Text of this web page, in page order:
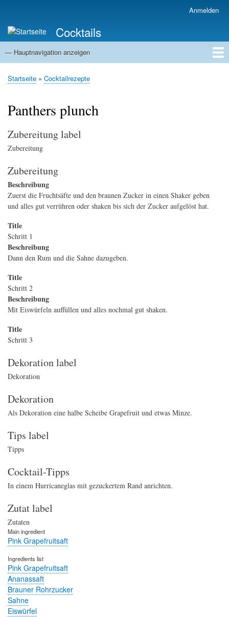
Anmelden
Cocktails
Hauptnavigation
— Hauptnavigation anzeigen
Cocktailrezepte
Magazin
Zutaten
Barlexikon
Trend-Cocktails
Tipps & Tricks
Startseite
Pfadnavigation
Startseite Cocktailrezepte
Panthers plunch
Zubereitung label
Zubereitung
Zubereitung
Beschreibung
Zuerst die Fruchtsäfte und den braunen Zucker in einen Shaker geben
und alles gut verrühren oder shaken bis sich der Zucker aufgelöst hat.
Title
Schritt 1
Beschreibung
Dann den Rum und die Sahne dazugeben.
Title
Schritt 2
Beschreibung
Mit Eiswürfeln auffüllen und alles nochmal gut shaken.
Title
Schritt 3
Dekoration label
Dekoration
Dekoration
Als Dekoration eine halbe Scheibe Grapefruit und etwas Minze.
Tips label
Tipps
Cocktail-Tipps
In einem Hurricaneglas mit gezuckertem Rand anrichten.
Zutat label
Zutaten
Main ingredient
Pink Grapefruitsaft
Ingredients list
Pink Grapefruitsaft
Ananassaft
Brauner Rohrzucker
Sahne
Eiswürfel